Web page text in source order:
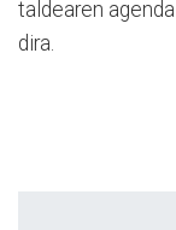
taldearen
dira.